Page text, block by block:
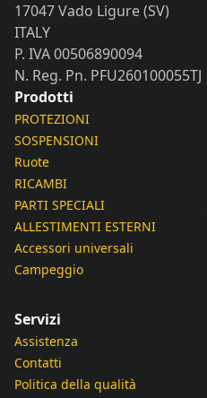
17047 Vado Ligure (SV)
ITALY
P. IVA 00506890094
N. Reg. Pn. PFU260100055TJ
Prodotti
PROTEZIONI
SOSPENSIONI
Ruote
RICAMBI
PARTI SPECIALI
ALLESTIMENTI ESTERNI
Accessori universali
Campeggio
Servizi
Assistenza
Contatti
Politica della qualità